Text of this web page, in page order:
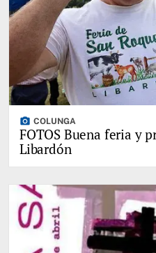
photo_camera COLUNGA
FOTOS Buena feria y
Libardón